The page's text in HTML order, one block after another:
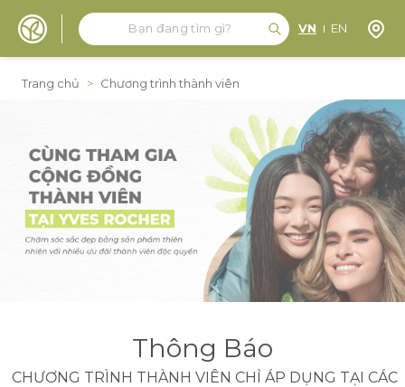
Tìm kiếm
Tìm kiếm
VN EN Định
Trang chủ > Chương trình thành viên
Thông Báo
CHƯƠNG TRÌNH THÀNH VIÊN CHỈ ÁP DỤNG TẠI CÁC